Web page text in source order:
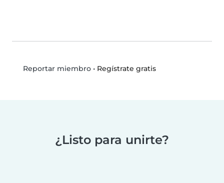
Reportar miembro• Regístrate gratis
¿Listo para unirte?